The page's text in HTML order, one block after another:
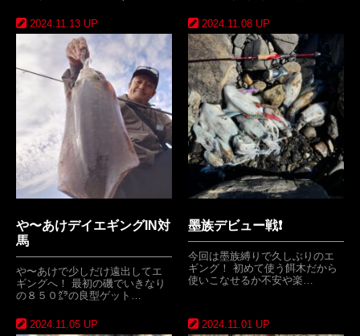
2024.11.13 UP
や〜あけデイエギングIN対
馬
や〜あけで少しだけ遠出してエ
ギングへ！ 最初の磯でいきなり
の８５０㌘の良型ゲット…
2024.11.08 UP
墨族デビュー戦❗️
今回は墨族縛りで久しぶりのエ
ギング！ 初めて使う餌木だから
使いこなせるか不安や楽…
2024.11.05 UP 2024.11.01 UP